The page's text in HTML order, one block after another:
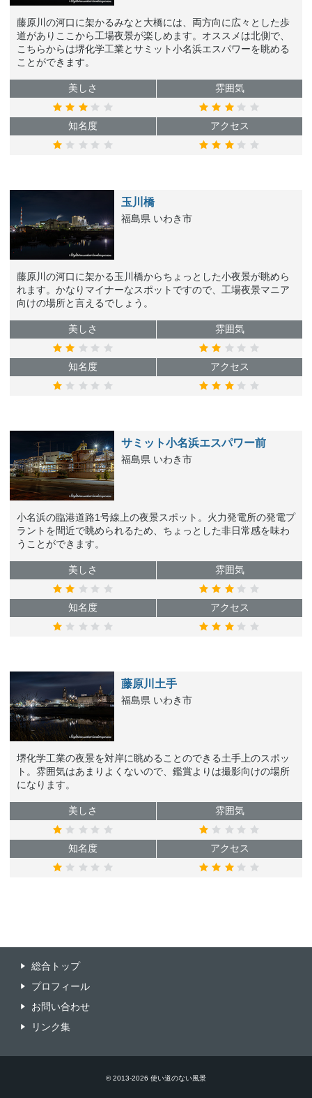
藤原川の河口に架かるみなと大橋には、両方向に広々とした歩
道がありここから工場夜景が楽しめます。オススメは北側で、
こちらからは堺化学工業とサミット小名浜エスパワーを眺める
ことができます。
美しさ 雰囲気
知名度 アクセス
玉川橋
福島県 いわき市
藤原川の河口に架かる玉川橋からちょっとした小夜景が眺めら
れます。かなりマイナーなスポットですので、工場夜景マニア
向けの場所と言えるでしょう。
美しさ 雰囲気
知名度 アクセス
サミット小名浜エスパワー前
福島県 いわき市
小名浜の臨港道路1号線上の夜景スポット。火力発電所の発電プ
ラントを間近で眺められるため、ちょっとした非日常感を味わ
うことができます。
美しさ 雰囲気
知名度 アクセス
藤原川土手
福島県 いわき市
堺化学工業の夜景を対岸に眺めることのできる土手上のスポッ
ト。雰囲気はあまりよくないので、鑑賞よりは撮影向けの場所
になります。
美しさ 雰囲気
知名度 アクセス
総合トップ
プロフィール
お問い合わせ
リンク集
© 2013-2026 使い道のない風景